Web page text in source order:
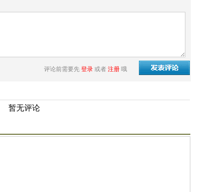
评论前需要先 登录 或者 注册 哦
暂无评论